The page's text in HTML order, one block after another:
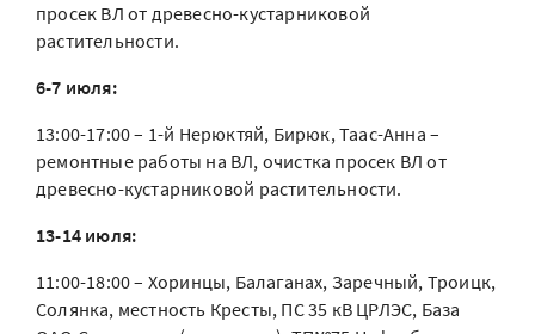
просек ВЛ от древесно-кустарниковой
растительности.
6-7 июля:
13:00-17:00 – 1-й Нерюктяй, Бирюк, Таас-Анна –
ремонтные работы на ВЛ, очистка просек ВЛ от
древесно-кустарниковой растительности.
13-14 июля:
11:00-18:00 – Хоринцы, Балаганах, Заречный, Троицк,
Солянка, местность Кресты, ПС 35 кВ ЦРЛЭС, База